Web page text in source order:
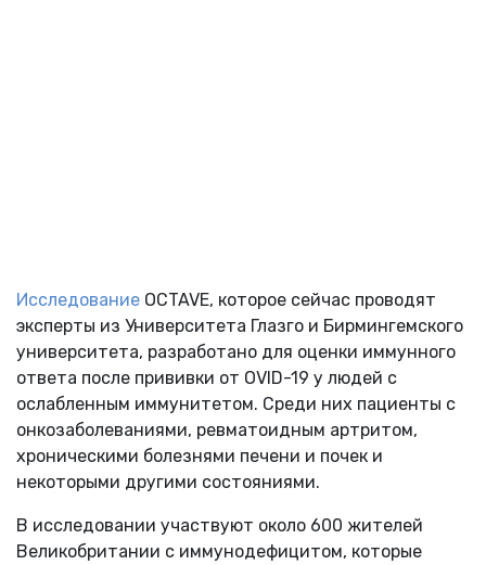
Исследование OCTAVE, которое сейчас проводят
эксперты из Университета Глазго и Бирмингемского
университета, разработано для оценки иммунного
ответа после прививки от OVID-19 у людей с
ослабленным иммунитетом. Среди них пациенты с
онкозаболеваниями, ревматоидным артритом,
хроническими болезнями печени и почек и
некоторыми другими состояниями.
В исследовании участвуют около 600 жителей
Великобритании с иммунодефицитом, которые